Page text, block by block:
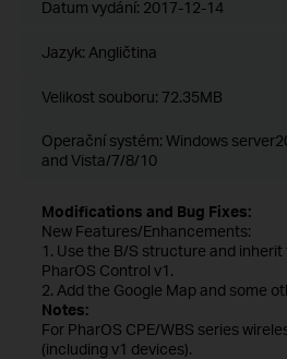
Datum vydání: 2017-12-14
Jazyk: Angličtina
Velikost souboru: 72.35MB
Operační systém: Windows
and Vista/7/8/10
Modifications and Bug Fixes:
New Features/Enhancements:
1. Use the B/S structure and
PharOS Control v1.
2. Add the Google Map and some
Notes:
For PharOS CPE/WBS series
(including v1 devices).